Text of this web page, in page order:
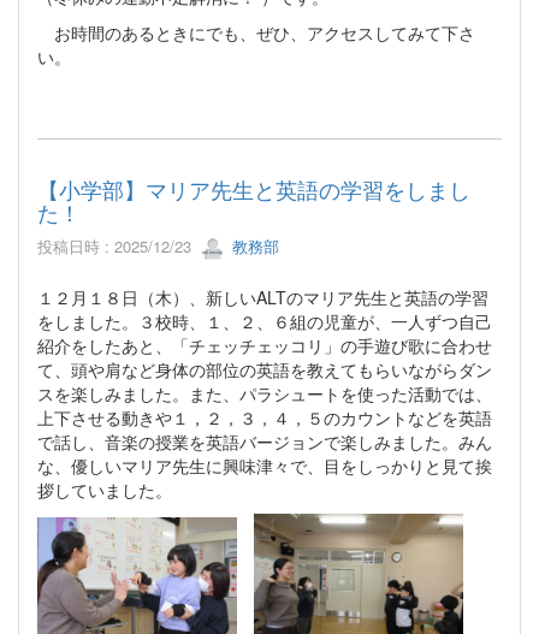
お時間のあるときにでも、ぜひ、アクセスしてみて下さ
い。
【小学部】マリア先生と英語の学習をしまし
た！
投稿日時 : 2025/12/23 教務部
１２月１８日（木）、新しいALTのマリア先生と英語の学習
をしました。３校時、１、２、６組の児童が、一人ずつ自己
紹介をしたあと、「チェッチェッコリ」の手遊び歌に合わせ
て、頭や肩など身体の部位の英語を教えてもらいながらダン
スを楽しみました。また、パラシュートを使った活動では、
上下させる動きや１，２，３，４，５のカウントなどを英語
で話し、音楽の授業を英語バージョンで楽しみました。みん
な、優しいマリア先生に興味津々で、目をしっかりと見て挨
拶していました。